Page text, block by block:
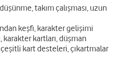
takım çalışması, uzun
keşfi, karakter gelişimi
karakter kartları, düşman
kart desteleri, çıkartmalar